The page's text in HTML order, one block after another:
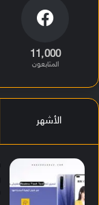
11٬000
المتابعون
الأشهر